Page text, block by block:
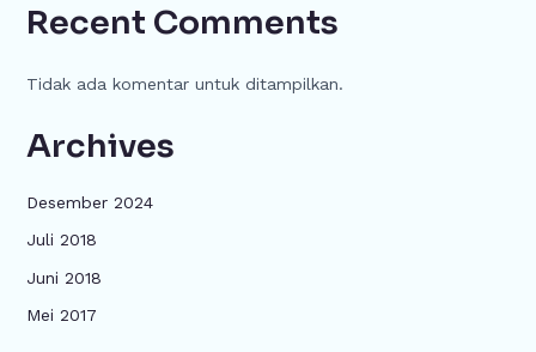
Recent Comments
Tidak ada komentar untuk ditampilkan.
Archives
Desember 2024
Juli 2018
Juni 2018
Mei 2017